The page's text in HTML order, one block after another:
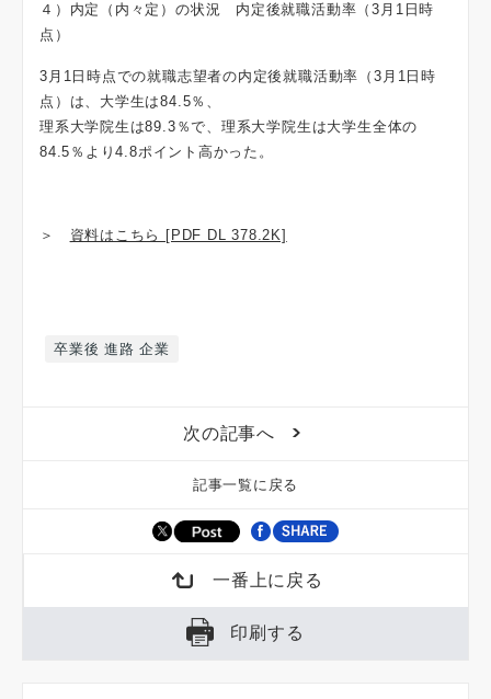
４）内定（内々定）の状況 内定後就職活動率（3月1日時
点）
3月1日時点での就職志望者の内定後就職活動率（3月1日時
点）は、大学生は84.5％、
理系大学院生は89.3％で、理系大学院生は大学生全体の
84.5％より4.8ポイント高かった。
＞ 資料はこちら [PDF DL 378.2K]
卒業後 進路 企業
次の記事へ
記事一覧に戻る
一番上に戻る
印刷する